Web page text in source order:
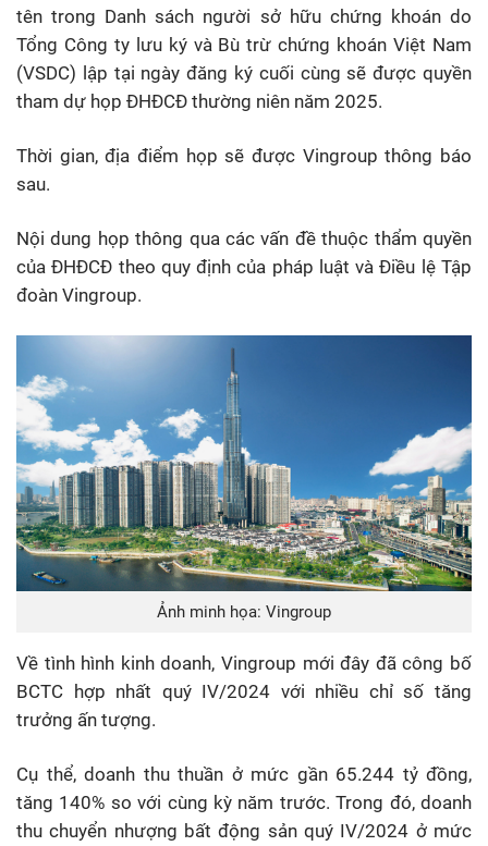
tên trong Danh sách người sở hữu chứng khoán do
Tổng Công ty lưu ký và Bù trừ chứng khoán Việt Nam
(VSDC) lập tại ngày đăng ký cuối cùng sẽ được quyền
tham dự họp ĐHĐCĐ thường niên năm 2025.
Thời gian, địa điểm họp sẽ được Vingroup thông báo
sau.
Nội dung họp thông qua các vấn đề thuộc thẩm quyền
của ĐHĐCĐ theo quy định của pháp luật và Điều lệ Tập
đoàn Vingroup.
Ảnh minh họa: Vingroup
Về tình hình kinh doanh, Vingroup mới đây đã công bố
BCTC hợp nhất quý IV/2024 với nhiều chỉ số tăng
trưởng ấn tượng.
Cụ thể, doanh thu thuần ở mức gần 65.244 tỷ đồng,
tăng 140% so với cùng kỳ năm trước. Trong đó, doanh
thu chuyển nhượng bất động sản quý IV/2024 ở mức